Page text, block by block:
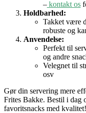
– kontakt os
Holdbarhed:
Takket være
robuste og
Anvendelse:
Perfekt til
og andre
Velegnet til
osv
Gør din servering mere
Frites Bakke. Bestil i dag
favoritsnacks med kvalitet!